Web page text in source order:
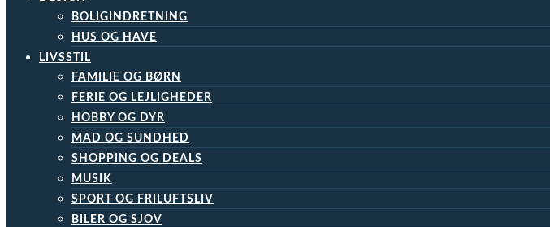
BOLIGINDRETNING
HUS OG HAVE
LIVSSTIL
FAMILIE OG BØRN
FERIE OG LEJLIGHEDER
HOBBY OG DYR
MAD OG SUNDHED
SHOPPING OG DEALS
MUSIK
SPORT OG FRILUFTSLIV
BILER OG SJOV